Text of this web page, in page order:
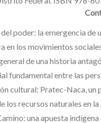
poder: la emergencia
los movimientos
de una historia
fundamental entre las
cultural: Pratec-Naca,
recursos naturales en
una apuesta